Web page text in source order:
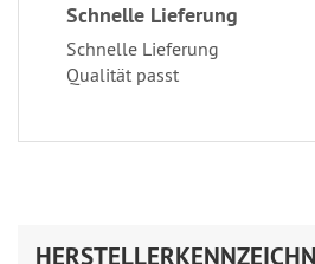
Schnelle Lieferung
Schnelle Lieferung
Qualität passt